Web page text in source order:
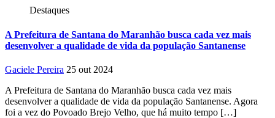
Destaques
A Prefeitura de Santana do Maranhão busca cada vez mais
desenvolver a qualidade de vida da população Santanense
Gaciele Pereira 25 out 2024
A Prefeitura de Santana do Maranhão busca cada vez mais
desenvolver a qualidade de vida da população Santanense. Agora
foi a vez do Povoado Brejo Velho, que há muito tempo […]